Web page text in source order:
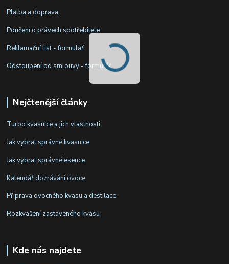
Platba a doprava
Poučení o právech spotřebitele
Reklamační list - formulář
Odstoupení od smlouvy - formulář
Nejčtenější články
Turbo kvasnice a jich vlastnosti
Jak vybrat správné kvasnice
Jak vybrat správné esence
Kalendář dozrávání ovoce
Připrava ovocného kvasu a destilace
Rozkvašení zastaveného kvasu
Kde nás najdete